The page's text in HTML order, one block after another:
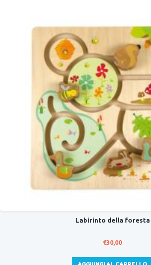
Labirinto della foresta
€30,00